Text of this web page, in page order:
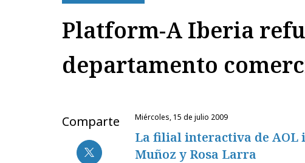
Platform-A Iberia
departamento
Comparte miércoles, 15 de julio 2009
La filial interactiva de AOL
Muñoz y Rosa Larra